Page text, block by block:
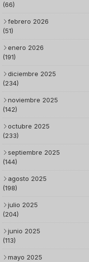
(66)
febrero 2026
(51)
enero 2026
(191)
diciembre 2025
(234)
noviembre 2025
(142)
octubre 2025
(233)
septiembre 2025
(144)
agosto 2025
(198)
julio 2025
(204)
junio 2025
(113)
mayo 2025